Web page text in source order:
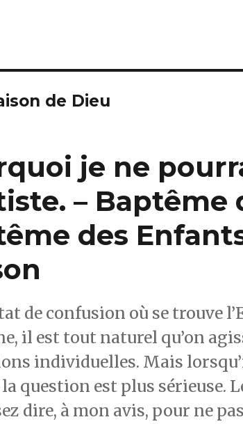
de Dieu
je ne
– Baptême
des
de confusion où se trouve
il est tout naturel qu’on
individuelles. Mais
la question est plus sérieuse.
dire, à mon avis, pour ne